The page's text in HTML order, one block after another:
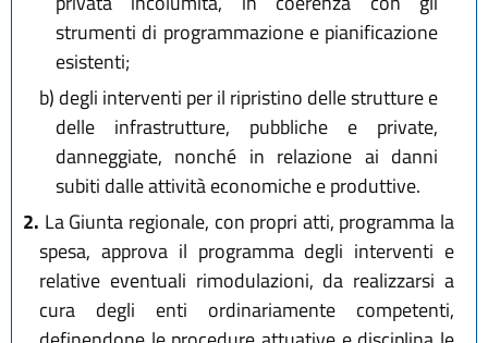
strumenti di programmazione e pianificazione
esistenti;
b) degli interventi per il ripristino delle strutture e
delle infrastrutture, pubbliche e private,
danneggiate, nonché in relazione ai danni
subiti dalle attività economiche e produttive.
2. La Giunta regionale, con propri atti, programma la
spesa, approva il programma degli interventi e
relative eventuali rimodulazioni, da realizzarsi a
cura degli enti ordinariamente competenti,